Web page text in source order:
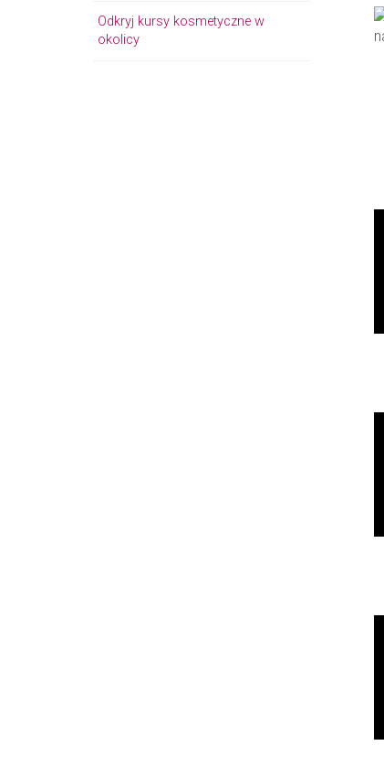
Odkryj kursy kosmetyczne w
okolicy